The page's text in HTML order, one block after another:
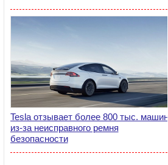
Tesla отзывает более 800 тыс. машин
из-за неисправного ремня
безопасности